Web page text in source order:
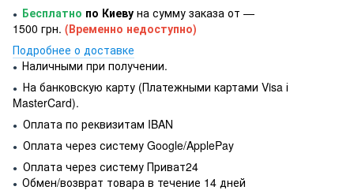
● Бесплатно по Киеву на сумму заказа от —
1500 грн. (Временно недоступно)
Подробнее о доставке
● Наличными при получении.
● На банковскую карту (Платежными картами Visa і
MasterCard).
● Оплата по реквизитам IBAN
● Оплата через систему Google/ApplePay
● Оплата через систему Приват24
● Обмен/возврат товара в течение 14 дней